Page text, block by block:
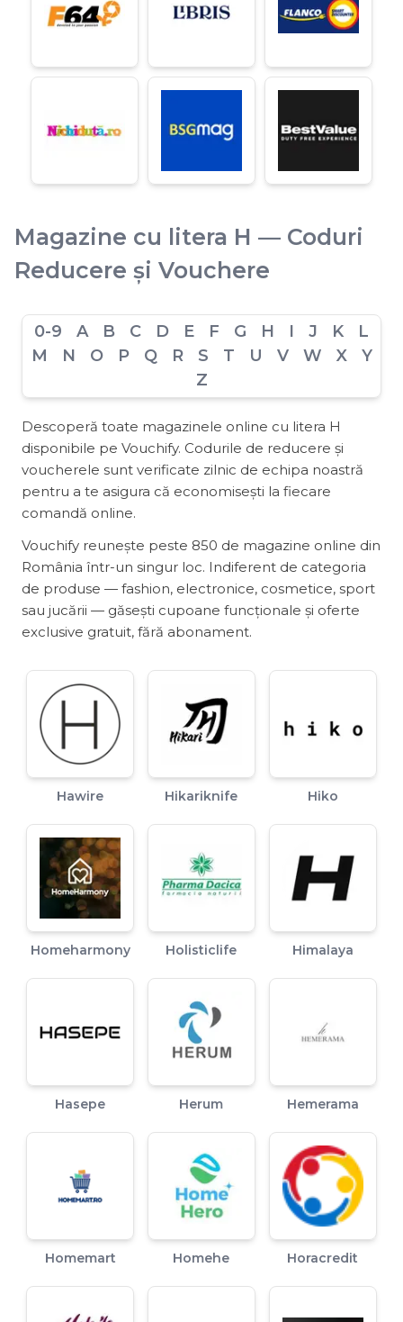
Magazine cu litera H — Coduri
Reducere și Vouchere
0-9 A B C D E F G H I J K
L
M
N O P Q R S T U V W X
Y
Z
Descoperă toate magazinele online cu litera H
disponibile pe Vouchify. Codurile de reducere și
voucherele sunt verificate zilnic de echipa noastră
pentru a te asigura că economisești la fiecare
comandă online.
Vouchify reunește peste 850 de magazine online din
România într-un singur loc. Indiferent de categoria
de produse — fashion, electronice, cosmetice, sport
sau jucării — găsești cupoane funcționale și oferte
exclusive gratuit, fără abonament.
Hawire Hikariknife Hiko
Homeharmony Holisticlife Himalaya
Hasepe Herum Hemerama
Homemart Homehe Horacredit